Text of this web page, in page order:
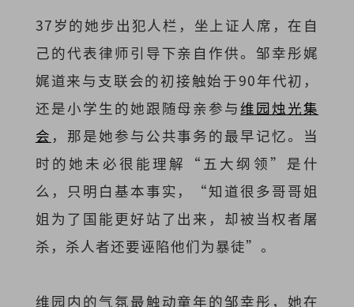
37岁的她步出犯人栏，坐上证人席，在自
己的代表律师引导下亲自作供。邹幸彤娓
娓道来与支联会的初接触始于90年代初，
还是小学生的她跟随母亲参与维园烛光集
会 ，那是她参与公共事务的最早记忆。当
时的她未必很能理解“五大纲领”是什
么，只明白基本事实，“知道很多哥哥姐
姐为了国能更好站了出来，却被当权者屠
杀，杀人者还要诬陷他们为暴徒”。
维园内的气氛最触动童年的邹幸彤，她在